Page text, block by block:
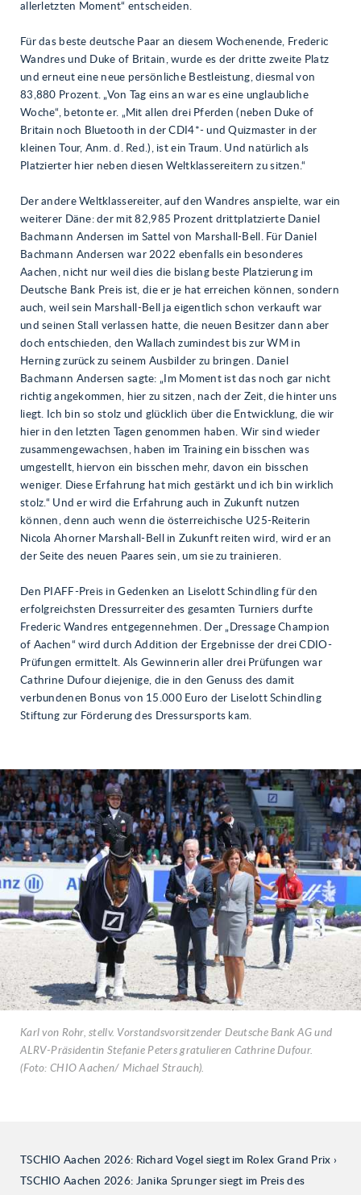
allerletzten Moment“ entscheiden.
Für das beste deutsche Paar an diesem Wochenende, Frederic
Wandres und Duke of Britain, wurde es der dritte zweite Platz
und erneut eine neue persönliche Bestleistung, diesmal von
83,880 Prozent. „Von Tag eins an war es eine unglaubliche
Woche“, betonte er. „Mit allen drei Pferden (neben Duke of
Britain noch Bluetooth in der CDI4*- und Quizmaster in der
kleinen Tour, Anm. d. Red.), ist ein Traum. Und natürlich als
Platzierter hier neben diesen Weltklassereitern zu sitzen.“
Der andere Weltklassereiter, auf den Wandres anspielte, war ein
weiterer Däne: der mit 82,985 Prozent drittplatzierte Daniel
Bachmann Andersen im Sattel von Marshall-Bell. Für Daniel
Bachmann Andersen war 2022 ebenfalls ein besonderes
Aachen, nicht nur weil dies die bislang beste Platzierung im
Deutsche Bank Preis ist, die er je hat erreichen können, sondern
auch, weil sein Marshall-Bell ja eigentlich schon verkauft war
und seinen Stall verlassen hatte, die neuen Besitzer dann aber
doch entschieden, den Wallach zumindest bis zur WM in
Herning zurück zu seinem Ausbilder zu bringen. Daniel
Bachmann Andersen sagte: „Im Moment ist das noch gar nicht
richtig angekommen, hier zu sitzen, nach der Zeit, die hinter uns
liegt. Ich bin so stolz und glücklich über die Entwicklung, die wir
hier in den letzten Tagen genommen haben. Wir sind wieder
zusammengewachsen, haben im Training ein bisschen was
umgestellt, hiervon ein bisschen mehr, davon ein bisschen
weniger. Diese Erfahrung hat mich gestärkt und ich bin wirklich
stolz.“ Und er wird die Erfahrung auch in Zukunft nutzen
können, denn auch wenn die österreichische U25-Reiterin
Nicola Ahorner Marshall-Bell in Zukunft reiten wird, wird er an
der Seite des neuen Paares sein, um sie zu trainieren.
Den PIAFF-Preis in Gedenken an Liselott Schindling für den
erfolgreichsten Dressurreiter des gesamten Turniers durfte
Frederic Wandres entgegennehmen. Der „Dressage Champion
of Aachen“ wird durch Addition der Ergebnisse der drei CDIO-
Prüfungen ermittelt. Als Gewinnerin aller drei Prüfungen war
Cathrine Dufour diejenige, die in den Genuss des damit
verbundenen Bonus von 15.000 Euro der Liselott Schindling
Stiftung zur Förderung des Dressursports kam.
Karl von Rohr, stellv. Vorstandsvorsitzender Deutsche Bank AG und
ALRV-Präsidentin Stefanie Peters gratulieren Cathrine Dufour.
(Foto: CHIO Aachen/ Michael Strauch).
TSCHIO Aachen 2026: Richard Vogel siegt im Rolex Grand Prix
TSCHIO Aachen 2026: Janika Sprunger siegt im Preis des